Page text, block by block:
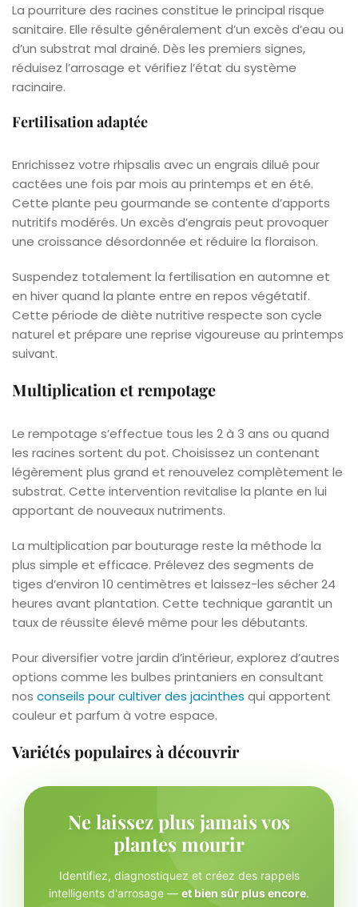
La pourriture des racines constitue le principal risque
sanitaire. Elle résulte généralement d’un excès d’eau ou
d’un substrat mal drainé. Dès les premiers signes,
réduisez l’arrosage et vérifiez l’état du système
racinaire.
Fertilisation adaptée
Enrichissez votre rhipsalis avec un engrais dilué pour
cactées une fois par mois au printemps et en été.
Cette plante peu gourmande se contente d’apports
nutritifs modérés. Un excès d’engrais peut provoquer
une croissance désordonnée et réduire la floraison.
Suspendez totalement la fertilisation en automne et
en hiver quand la plante entre en repos végétatif.
Cette période de diète nutritive respecte son cycle
naturel et prépare une reprise vigoureuse au printemps
suivant.
Multiplication et rempotage
Le rempotage s’effectue tous les 2 à 3 ans ou quand
les racines sortent du pot. Choisissez un contenant
légèrement plus grand et renouvelez complètement le
substrat. Cette intervention revitalise la plante en lui
apportant de nouveaux nutriments.
La multiplication par bouturage reste la méthode la
plus simple et efficace. Prélevez des segments de
tiges d’environ 10 centimètres et laissez-les sécher 24
heures avant plantation. Cette technique garantit un
taux de réussite élevé même pour les débutants.
Pour diversifier votre jardin d’intérieur, explorez d’autres
options comme les bulbes printaniers en consultant
nos conseils pour cultiver des jacinthes qui apportent
couleur et parfum à votre espace.
Variétés populaires à découvrir
Ne laissez plus jamais vos
plantes mourir
Identifiez, diagnostiquez et créez des rappels
intelligents d'arrosage — et bien sûr plus encore.